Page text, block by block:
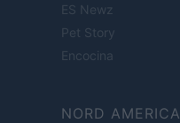
ES Newz
Pet Story
Encocina
NORD AMERICA